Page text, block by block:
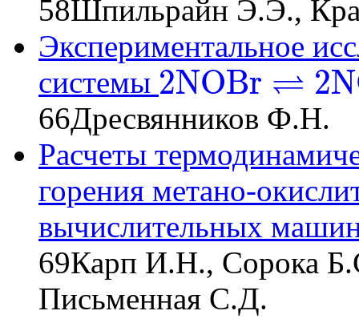
58Шпильрайн Э.Э.,
Экспериментальное
системы 2NOBr ⇌ 2N
2NOBr ⇌2NO+Br2
66Дресвянников Ф.Н.
Расчеты
горения метано-
вычислительных
69Карп И.Н., Сорока
Письменная С.Д.